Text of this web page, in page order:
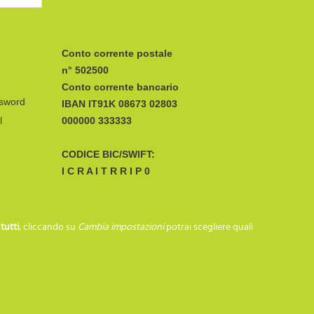
Conto corrente postale
n° 502500
Conto corrente bancario
IBAN
CODICE BIC/SWIFT:
I C R A I T R R I P 0
tutti; cliccando su Cambia impostazionipotrai scegliere quali